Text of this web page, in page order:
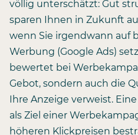
völlig unterschätzt: Gut
sparen Ihnen in Zukunft
wenn Sie irgendwann auf
Werbung (Google Ads)
bewertet bei
Gebot, sondern auch die
Ihre Anzeige verweist.
als Ziel einer
höheren Klickpreisen